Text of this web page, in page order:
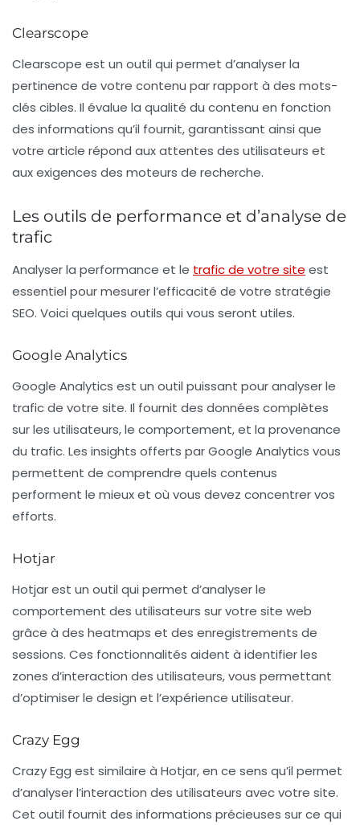
Clearscope
Clearscope est un outil qui permet d’analyser la
pertinence de votre contenu par rapport à des mots-
clés cibles. Il évalue la qualité du contenu en fonction
des informations qu’il fournit, garantissant ainsi que
votre article répond aux attentes des utilisateurs et
aux exigences des moteurs de recherche.
Les outils de performance et d’analyse de
trafic
Analyser la performance et le trafic de votre site est
essentiel pour mesurer l’efficacité de votre stratégie
SEO. Voici quelques outils qui vous seront utiles.
Google Analytics
Google Analytics est un outil puissant pour analyser le
trafic de votre site. Il fournit des données complètes
sur les utilisateurs, le comportement, et la provenance
du trafic. Les insights offerts par Google Analytics vous
permettent de comprendre quels contenus
performent le mieux et où vous devez concentrer vos
efforts.
Hotjar
Hotjarest un outil qui permet d’analyser le
comportement des utilisateurs sur votre site web
grâce à des heatmaps et des enregistrements de
sessions. Ces fonctionnalités aident à identifier les
zones d’interaction des utilisateurs, vous permettant
d’optimiser le design et l’expérience utilisateur.
Crazy Egg
Crazy Egg est similaire à Hotjar, en ce sens qu’il permet
d’analyser l’interaction des utilisateurs avec votre site.
Cet outil fournit des informations précieuses sur ce qui